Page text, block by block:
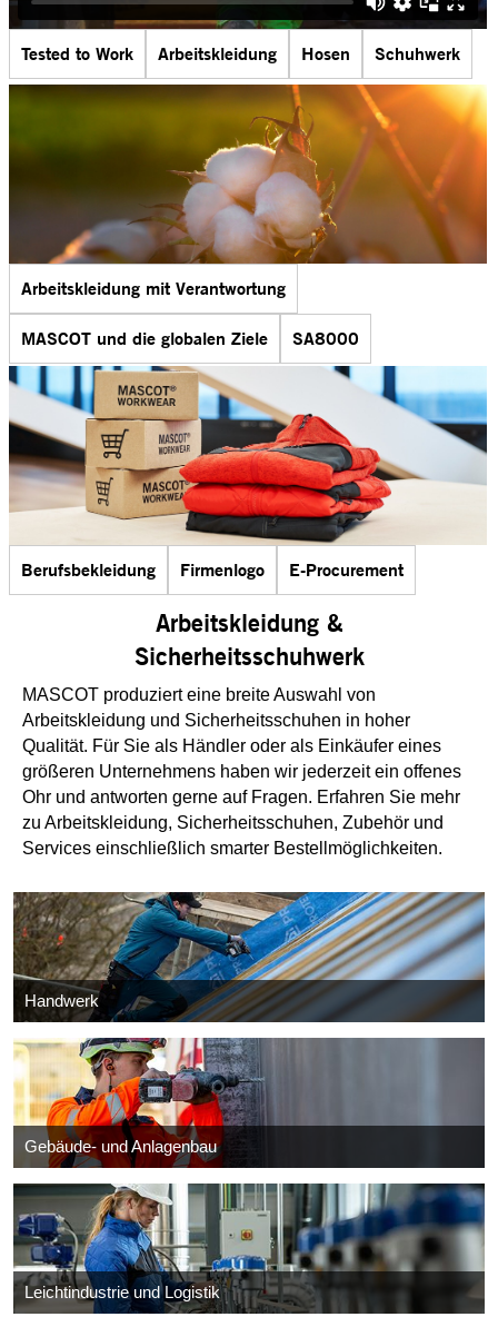
Tested to Work Arbeitskleidung Hosen Schuhwerk
Arbeitskleidung mit Verantwortung
MASCOT und die globalen Ziele SA8000
Berufsbekleidung Firmenlogo E-Procurement
Arbeitskleidung &
Sicherheitsschuhwerk
MASCOT produziert eine breite Auswahl von
Arbeitskleidung und Sicherheitsschuhen in hoher
Qualität. Für Sie als Händler oder als Einkäufer eines
größeren Unternehmens haben wir jederzeit ein offenes
Ohr und antworten gerne auf Fragen. Erfahren Sie mehr
zu Arbeitskleidung, Sicherheitsschuhen, Zubehör und
Services einschließlich smarter Bestellmöglichkeiten.
Handwerk
Gebäude- und Anlagenbau
Leichtindustrie und Logistik